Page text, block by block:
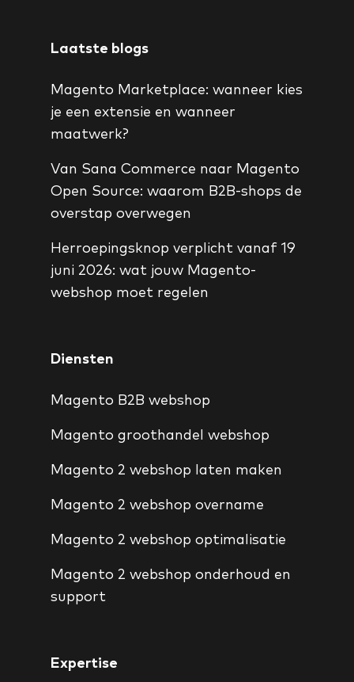
Laatste blogs
Magento Marketplace: wanneer kies
je een extensie en wanneer
maatwerk?
Van Sana Commerce naar Magento
Open Source: waarom B2B-shops de
overstap overwegen
Herroepingsknop verplicht vanaf 19
juni 2026: wat jouw Magento-
webshop moet regelen
Diensten
Magento B2B webshop
Magento groothandel webshop
Magento 2 webshop laten maken
Magento 2 webshop overname
Magento 2 webshop optimalisatie
Magento 2 webshop onderhoud en
support
Expertise